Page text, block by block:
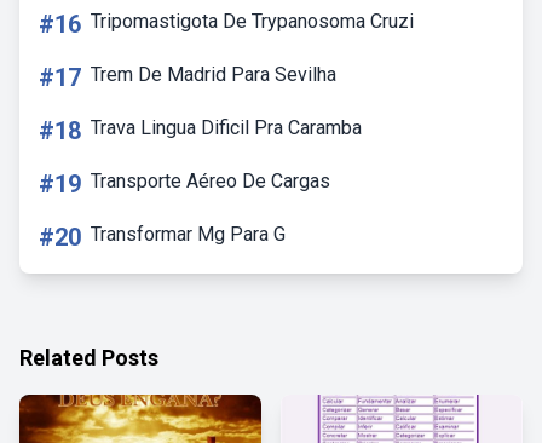
#16 Tripomastigota De Trypanosoma Cruzi
#17 Trem De Madrid Para Sevilha
#18 Trava Lingua Dificil Pra Caramba
#19 Transporte Aéreo De Cargas
#20 Transformar Mg Para G
Related Posts